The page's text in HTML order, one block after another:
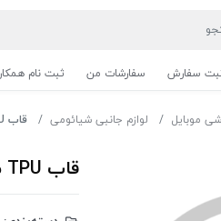
سفارش سفارشات من ثبت نام همکار
موبایل لوازم جانبی شیائومی قاب TPU محافظ لنز دار شمعی مناسب برای شیائومی POCO X3 GT-رنگ سبز پاستیلی
قاب TPU محافظ لنز دار شمعی مناسب برای شیائومی POCO X3 GT-رنگ سبز پاستیلی